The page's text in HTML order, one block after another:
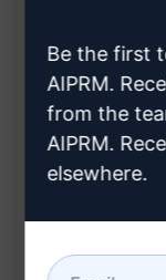
ve
Müşteri
oluşturur
Hedef
pazarlama
olur
Be the first
AIPRM.
from the
AIPRM.
elsewhere.